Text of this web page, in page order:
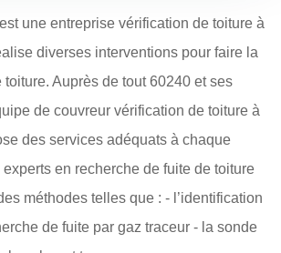
une entreprise vérification de toiture à
diverses interventions pour faire la
toiture. Auprès de tout 60240 et ses
de couvreur vérification de toiture à
des services adéquats à chaque
en recherche de fuite de toiture
méthodes telles que : - l’identification
de fuite par gaz traceur - la sonde